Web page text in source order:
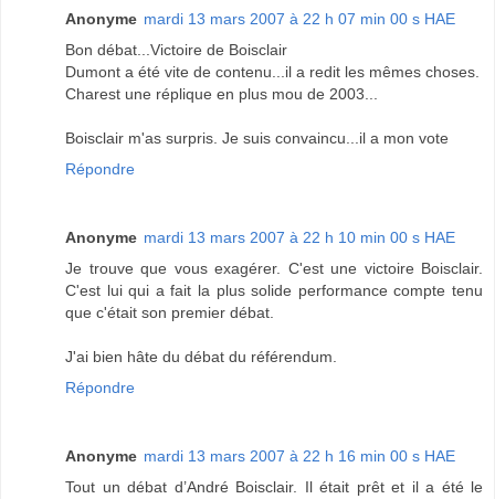
Anonyme mardi 13 mars 2007 à 22 h 07 min 00 s HAE
Bon débat...Victoire de Boisclair
Dumont a été vite de contenu...il a redit les mêmes choses.
Charest une réplique en plus mou de 2003...
Boisclair m'as surpris. Je suis convaincu...il a mon vote
Répondre
Anonyme mardi 13 mars 2007 à 22 h 10 min 00 s HAE
Je trouve que vous exagérer. C'est une victoire Boisclair.
C'est lui qui a fait la plus solide performance compte tenu
que c'était son premier débat.
J'ai bien hâte du débat du référendum.
Répondre
Anonyme mardi 13 mars 2007 à 22 h 16 min 00 s HAE
Tout un débat d’André Boisclair. Il était prêt et il a été le